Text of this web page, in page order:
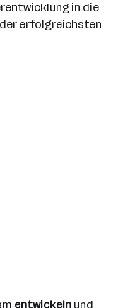
in die
erfolgreichsten
entwickeln und